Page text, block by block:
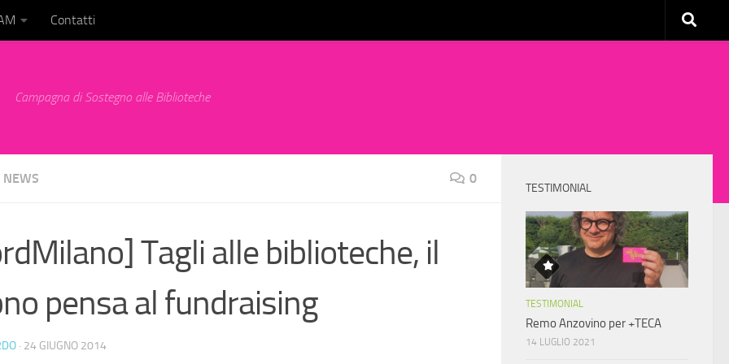
Contatti
Campagna di Sostegno alle Biblioteche
NEWS 0
Tagli alle biblioteche, il
pensa al fundraising
· 24 GIUGNO 2014
TESTIMONIAL
TESTIMONIAL
Remo Anzovino per +TECA
14 LUGLIO 2021